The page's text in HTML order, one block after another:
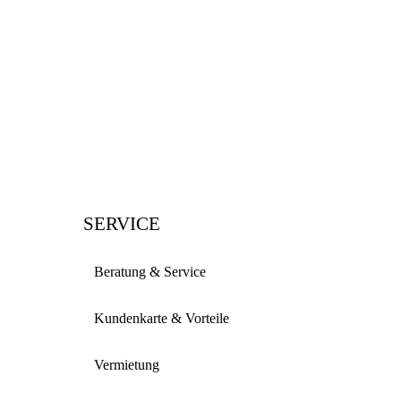
SERVICE
Beratung & Service
Kundenkarte & Vorteile
Vermietung